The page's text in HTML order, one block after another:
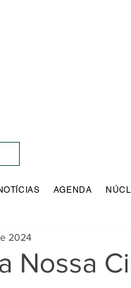
AGENDA
Nossa
2024